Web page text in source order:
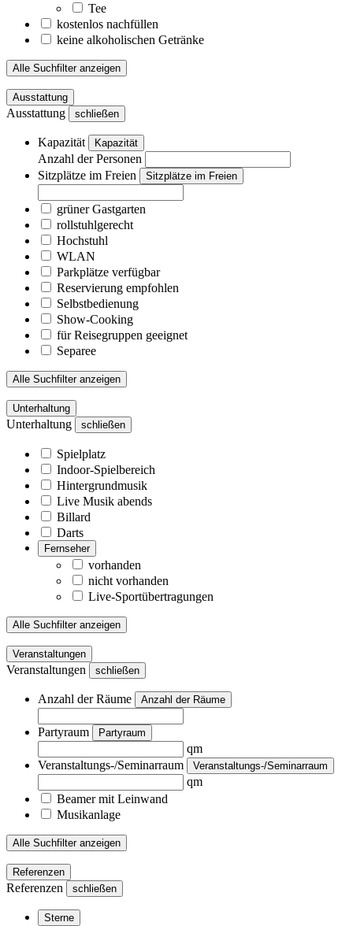
Tee
kostenlos nachfüllen
keine alkoholischen Getränke
Alle Suchfilter anzeigen
Ausstattung
Ausstattung schließen
Kapazität Kapazität
Anzahl der Personen
Sitzplätze im Freien
Sitzplätze im Freien
grüner Gastgarten
rollstuhlgerecht
Hochstuhl
WLAN
Parkplätze verfügbar
Reservierung empfohlen
Selbstbedienung
Show-Cooking
für Reisegruppen geeignet
Separee
Alle Suchfilter anzeigen
Unterhaltung
Unterhaltung schließen
Spielplatz
Indoor-Spielbereich
Hintergrundmusik
Live Musik abends
Billard
Darts
Fernseher
vorhanden
nicht vorhanden
Live-Sportübertragungen
Alle Suchfilter anzeigen
Veranstaltungen
Veranstaltungen schließen
Anzahl der Räume Anzahl der Räume
Partyraum Partyraum
qm
Veranstaltungs-/Seminarraum
Veranstaltungs-/Seminarraum
qm
Beamer mit Leinwand
Musikanlage
Alle Suchfilter anzeigen
Referenzen
Referenzen schließen
Sterne